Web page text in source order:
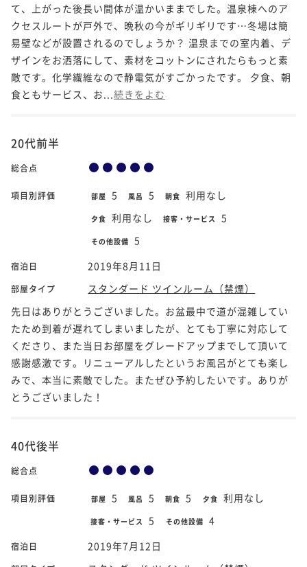
て、上がった後長い間体が温かいままでした。温泉棟へのア
クセスルートが戸外で、晩秋の今がギリギリです…冬場は簡
易壁などが設置されるのでしょうか？ 温泉までの室内着、デ
ザインをお洒落にして、素材をコットンにされたらもっと素
敵です。化学繊維なので静電気がすごかったです。 夕食、朝
食ともサービス、お... 続きをよむ
20代前半
総合点
項目別評価 部屋 5 風呂 5 朝食 利用なし
夕食 利用なし 接客・サービス 5
その他設備 5
宿泊日 2019年8月11日
部屋タイプ
スタンダード ツインルーム（禁煙）
先日はありがとうございました。お盆最中で道が混雑してい
たため到着が遅れてしまいましたが、とても丁寧に対応して
くださり、また当日お部屋をグレードアップまでして頂いて
感謝感激です。リニューアルしたというお風呂がとても楽し
みで、本当に素敵でした。またぜひ予約したいです。ありが
とうございました！
40代後半
総合点
項目別評価 部屋 5 風呂 5 朝食 5 夕食 利用なし
接客・サービス 5 その他設備 4
宿泊日 2019年7月12日